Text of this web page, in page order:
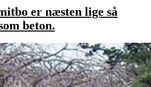
er næsten lige så
beton.